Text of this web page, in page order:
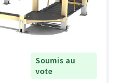
Soumis au
vote